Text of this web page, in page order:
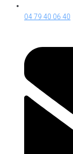
04 79 40 06 40